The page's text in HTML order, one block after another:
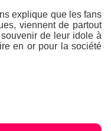
explique que les fans
viennent de partout
de leur idole à
en or pour la société